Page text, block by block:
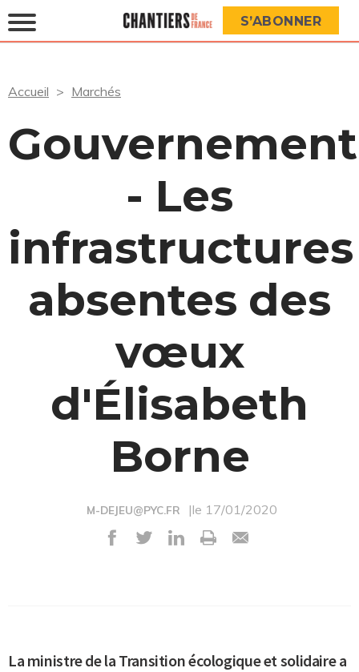
S’ABONNER
Accueil Marchés
Gouvernement
- Les
infrastructures
absentes des
vœux
d'Élisabeth
Borne
M-DEJEU@PYC.FR |le 17/01/2020
La ministre de la Transition écologique et solidaire a